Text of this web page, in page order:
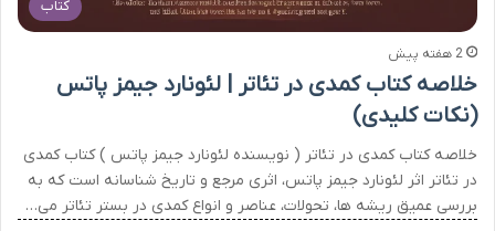
کتاب
2 هفته پیش
خلاصه کتاب کمدی در تئاتر | لئونارد جیمز پاتس
(نکات کلیدی)
خلاصه کتاب کمدی در تئاتر ( نویسنده لئونارد جیمز پاتس ) کتاب کمدی
در تئاتر اثر لئونارد جیمز پاتس، اثری مرجع و تاریخ شناسانه است که به
بررسی عمیق ریشه ها، تحولات، عناصر و انواع کمدی در بستر تئاتر می…